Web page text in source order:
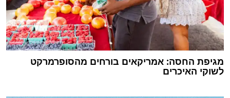
מגיפת החסה: אמריקאים בורחים מהסופרמרקט
לשוקי האיכרים